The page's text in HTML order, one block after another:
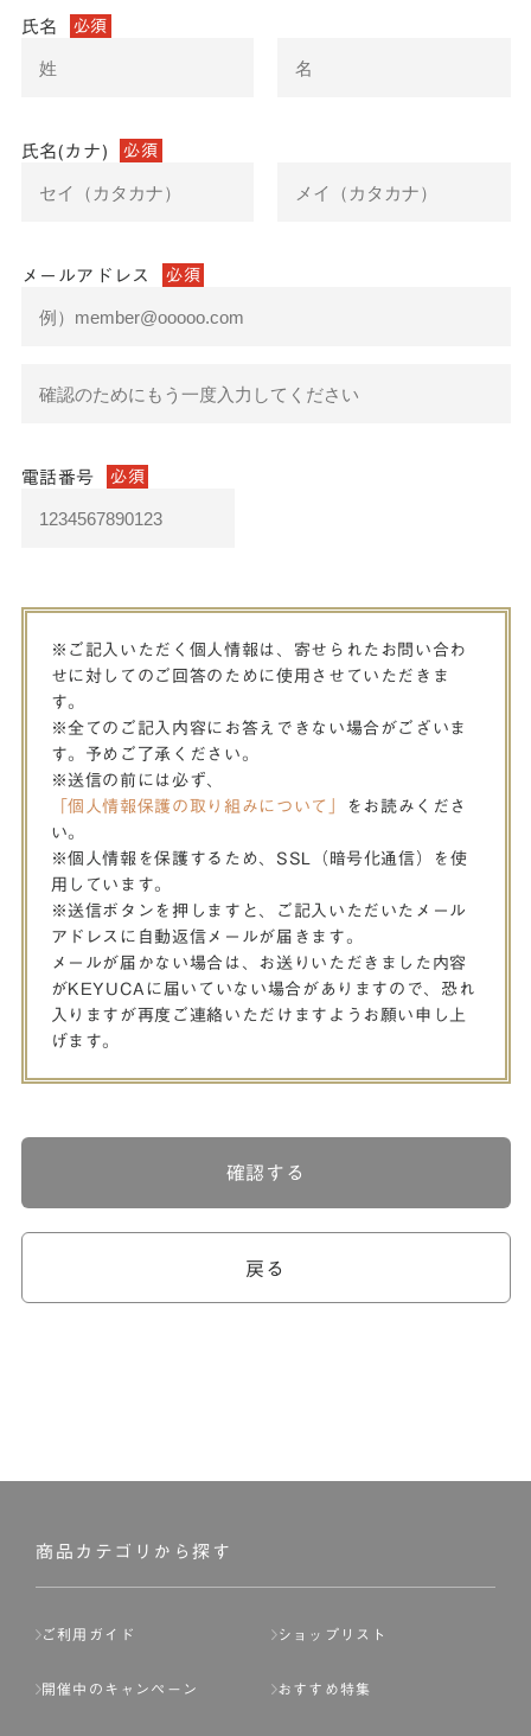
氏名 必須
氏名(カナ) 必須
メールアドレス 必須
電話番号 必須
※ご記入いただく個人情報は、寄せられたお問い合わ
せに対してのご回答のために使用させていただきま
す。
※全てのご記入内容にお答えできない場合がございま
す。予めご了承ください。
※送信の前には必ず、
「個人情報保護の取り組みについて」
をお読みくださ
い。
※個人情報を保護するため、SSL（暗号化通信）を使
用しています。
※送信ボタンを押しますと、ご記入いただいたメール
アドレスに自動返信メールが届きます。
メールが届かない場合は、お送りいただきました内容
がKEYUCAに届いていない場合がありますので、恐れ
入りますが再度ご連絡いただけますようお願い申し上
げます。
戻る
確認する
商品カテゴリから探す
ご利用ガイド ショップリスト
開催中のキャンペーン おすすめ特集